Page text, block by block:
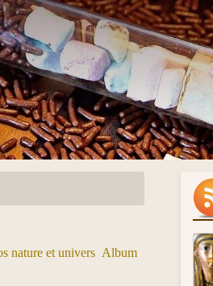
nature et univers Album